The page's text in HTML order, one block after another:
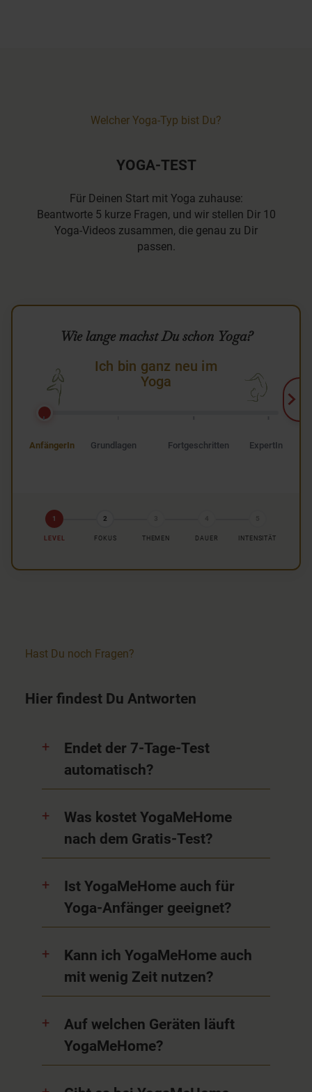
Welcher Yoga-Typ bist Du?
YOGA-TEST
Für Deinen Start mit Yoga zuhause:
Beantworte 5 kurze Fragen, und wir stellen Dir 10
Yoga-Videos zusammen, die genau zu Dir
passen.
Wie lange machst Du schon Yoga?
Ich bin ganz neu im
Yoga
AnfängerIn Grundlagen Fortgeschritten ExpertIn
1
LEVEL
2
FOKUS THEMEN DAUER INTENSITÄT
Hast Du noch Fragen?
Hier findest Du Antworten
Endet der 7-Tage-Test
automatisch?
Was kostet YogaMeHome
nach dem Gratis-Test?
Ist YogaMeHome auch für
Yoga-Anfänger geeignet?
Kann ich YogaMeHome auch
mit wenig Zeit nutzen?
Auf welchen Geräten läuft
YogaMeHome?